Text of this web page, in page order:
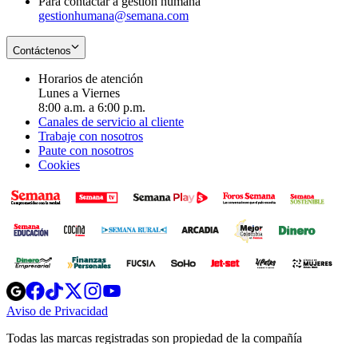
gestionhumana@semana.com
Contáctenos
Horarios de atención
Lunes a Viernes
8:00 a.m. a 6:00 p.m.
Canales de servicio al cliente
Trabaje con nosotros
Paute con nosotros
Cookies
Opens
in
new
Opens
in
new
Opens
in
new
window
Opens
new
windowwindow
Aviso de Privacidad
new
Todas las marcas registradas son propiedad de la compañía